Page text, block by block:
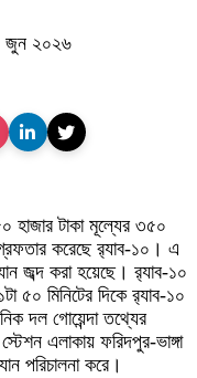
জুন ২০২৬
হাজার টাকা মূল্যের ৩৫০
করেছে র‌্যাব-১০। এ
জব্দ করা হয়েছে। র‌্যাব-১০
৫০ মিনিটের দিকে র‌্যাব-১০
দল গোয়েন্দা তথ্যের
এলাকায় ফরিদপুর-ভাঙ্গা
পরিচালনা করে।